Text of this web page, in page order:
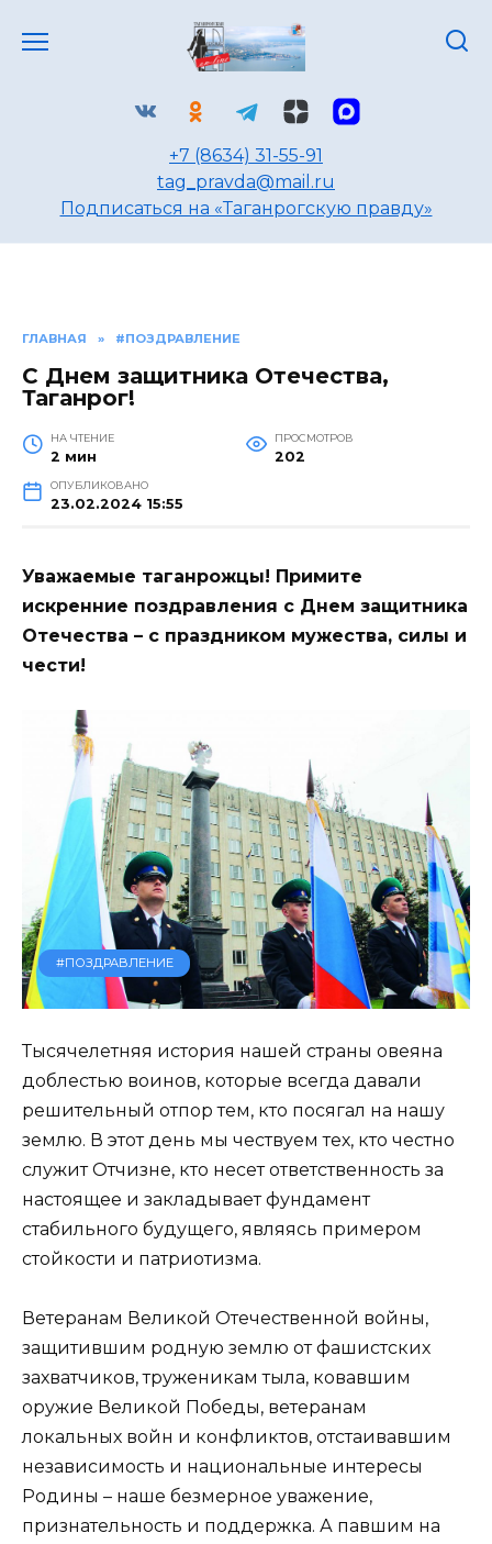
+7 (8634) 31-55-91
tag_pravda@mail.ru
Подписаться на «Таганрогскую правду»
ГЛАВНАЯ » #ПОЗДРАВЛЕНИЕ
С Днем защитника Отечества,
Таганрог!
НА ЧТЕНИЕ
2 мин
ПРОСМОТРОВ
202
ОПУБЛИКОВАНО
23.02.2024 15:55
Уважаемые таганрожцы! Примите
искренние поздравления с Днем защитника
Отечества – с праздником мужества, силы и
чести!
#ПОЗДРАВЛЕНИЕ
Тысячелетняя история нашей страны овеяна
доблестью воинов, которые всегда давали
решительный отпор тем, кто посягал на нашу
землю. В этот день мы чествуем тех, кто честно
служит Отчизне, кто несет ответственность за
настоящее и закладывает фундамент
стабильного будущего, являясь примером
стойкости и патриотизма.
Ветеранам Великой Отечественной войны,
защитившим родную землю от фашистских
захватчиков, труженикам тыла, ковавшим
оружие Великой Победы, ветеранам
локальных войн и конфликтов, отстаивавшим
независимость и национальные интересы
Родины – наше безмерное уважение,
признательность и поддержка. А павшим на